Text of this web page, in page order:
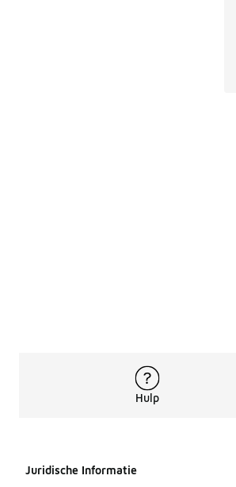
Hulp
Juridische Informatie